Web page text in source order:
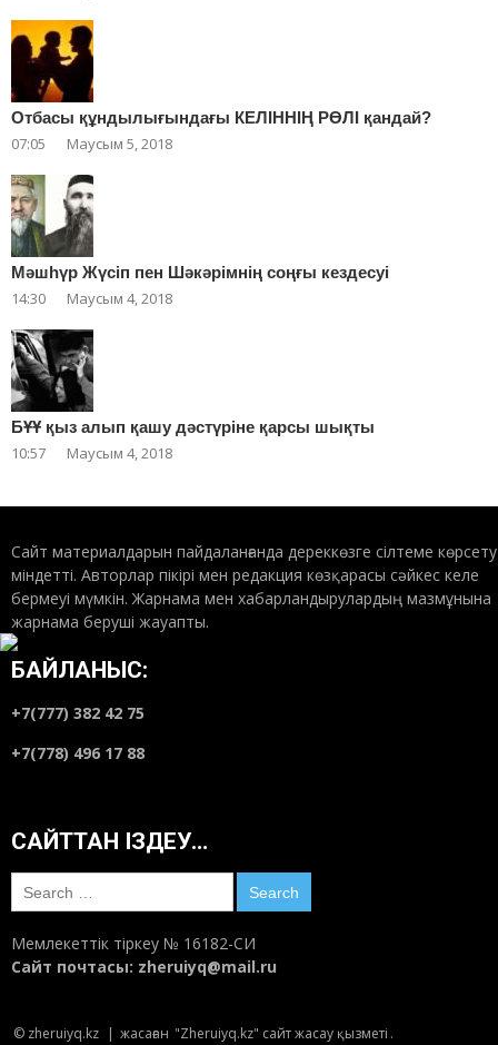
Отбасы құндылығындағы КЕЛІННІҢ РӨЛІ қандай?
07:05 Маусым 5, 2018
Мәшһүр Жүсіп пен Шәкәрімнің соңғы кездесуі
14:30 Маусым 4, 2018
БҰҰ қыз алып қашу дәстүріне қарсы шықты
10:57 Маусым 4, 2018
Сайт материалдарын пайдаланғанда дереккөзге сілтеме көрсету
міндетті. Авторлар пікірі мен редакция көзқарасы сәйкес келе
бермеуі мүмкін. Жарнама мен хабарландырулардың мазмұнына
жарнама беруші жауапты.
БАЙЛАНЫС:
+7(777) 382 42 75
+7(778) 496 17 88
САЙТТАН ІЗДЕУ…
for:
Мемлекеттік тіркеу № 16182-СИ
Сайт почтасы: zheruiyq@mail.ru
© zheruiyq.kz | жасаған "Zheruiyq.kz" сайт жасау қызметі .